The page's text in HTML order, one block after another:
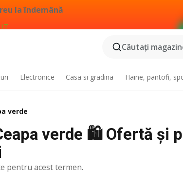
la îndemână
Căutaţi
Electronice Casa si gradina Haine, pantofi,
verde
verde 🛍️ Ofertă și
pentru acest termen.